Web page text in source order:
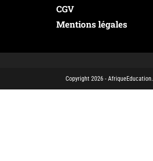
CGV
Mentions légales
Copyright 2026 -